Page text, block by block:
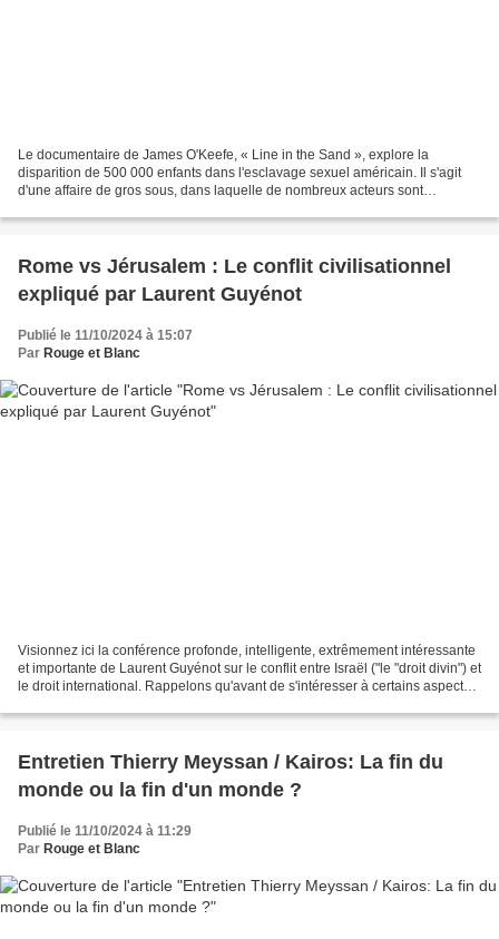
Le documentaire de James O'Keefe, « Line in the Sand », explore la
disparition de 500 000 enfants dans l'esclavage sexuel américain. Il s'agit
d'une affaire de gros sous, dans laquelle de nombreux acteurs sont
Rome vs Jérusalem : Le conflit civilisationnel
expliqué par Laurent Guyénot
Publié le 11/10/2024 à 15:07
Par Rouge et Blanc
Visionnez ici la conférence profonde, intelligente, extrêmement intéressante
et importante de Laurent Guyénot sur le conflit entre Israël ("le "droit divin") et
le droit international. Rappelons qu'avant de s'intéresser à certains aspects
Entretien Thierry Meyssan / Kairos: La fin du
monde ou la fin d'un monde ?
Publié le 11/10/2024 à 11:29
Par Rouge et Blanc